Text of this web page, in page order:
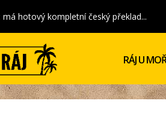
– recenze
RÁJ U